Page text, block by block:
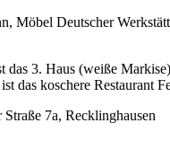
Möbel Deutscher
das 3. Haus (weiße
das koschere Restaurant
Straße 7a, Recklinghausen